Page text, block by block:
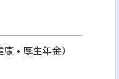
• 厚生年金）